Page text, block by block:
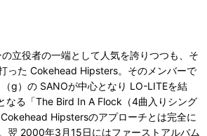
役者の一端として人気を誇りつつも、そ
った Cokehead Hipsters。そのメンバーで
g）の SANOが中心となり LO-LITEを結
なる「The Bird In A Flock（4曲入りシング
Hipstersのアプローチとは完全に
翌 2000年3月15日にはファーストアルバム